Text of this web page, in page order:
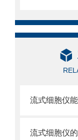
流式细胞仪